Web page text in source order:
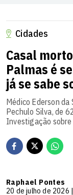
Cidades
Casal
Palmas é
já se sabe
Médico Ederson da
Pechulo Silva, de
Investigação sobre
Raphael Pontes
20 de julho de 2026